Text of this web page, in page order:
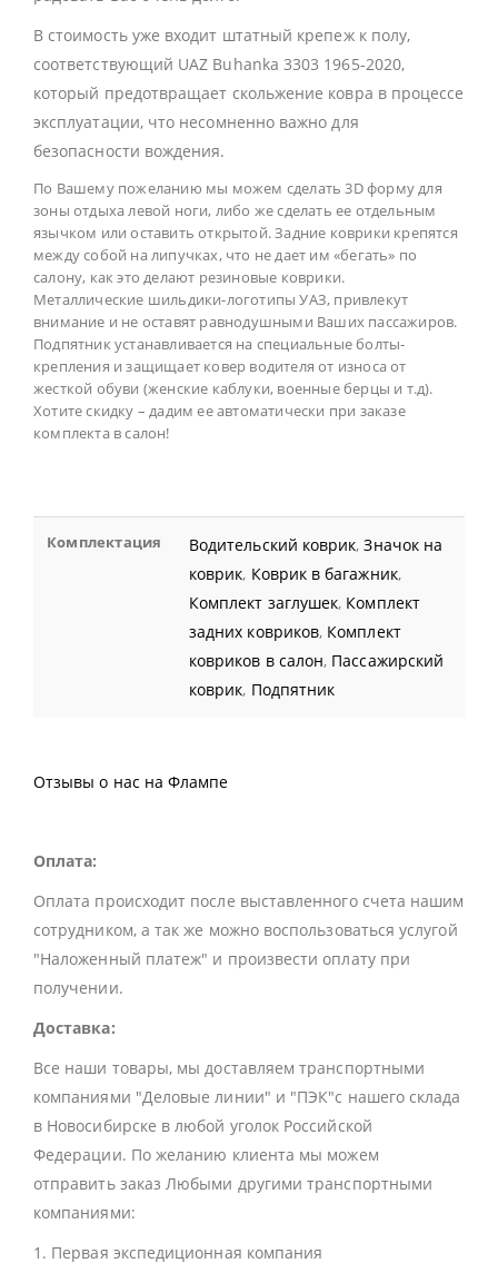
В стоимость уже входит штатный крепеж к полу,
соответствующий UAZ Buhanka 3303 1965-2020,
который предотвращает скольжение ковра в процессе
эксплуатации, что несомненно важно для
безопасности вождения.
По Вашему пожеланию мы можем сделать 3D форму для
зоны отдыха левой ноги, либо же сделать ее отдельным
язычком или оставить открытой. Задние коврики крепятся
между собой на липучках, что не дает им «бегать» по
салону, как это делают резиновые коврики.
Металлические шильдики-логотипы УАЗ, привлекут
внимание и не оставят равнодушными Ваших пассажиров.
Подпятник устанавливается на специальные болты-
крепления и защищает ковер водителя от износа от
жесткой обуви (женские каблуки, военные берцы и т.д).
Хотите скидку – дадим ее автоматически при заказе
комплекта в салон!
Комплектация Водительский коврик,Значок на
коврик, Коврик в багажник,
Комплект заглушек, Комплект
задних ковриков, Комплект
ковриков в салон, Пассажирский
коврик, Подпятник
Отзывы о нас на Флампе
Оплата:
Оплата происходит после выставленного счета нашим
сотрудником, а так же можно воспользоваться услугой
"Наложенный платеж" и произвести оплату при
получении.
Доставка:
Все наши товары, мы доставляем транспортными
компаниями "Деловые линии" и "ПЭК"с нашего склада
в Новосибирске в любой уголок Российской
Федерации. По желанию клиента мы можем
отправить заказ Любыми другими транспортными
компаниями:
1. Первая экспедиционная компания